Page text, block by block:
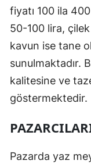
fiyatı 100 ila
50-100 lira,
kavun ise tane
sunulmaktadır.
kalitesine ve
göstermektedir.
Pazarda yaz